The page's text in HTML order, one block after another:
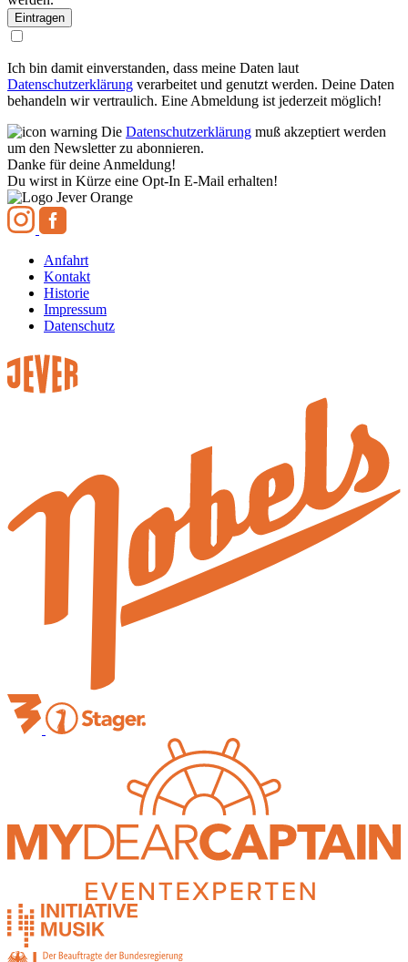
Ich bin damit einverstanden, dass meine Daten laut
Datenschutzerklärung verarbeitet und genutzt werden. Deine Daten
behandeln wir vertraulich. Eine Abmeldung ist jederzeit möglich!
Die Datenschutzerklärung muß akzeptiert werden
um den Newsletter zu abonnieren.
Danke für deine Anmeldung!
Du wirst in Kürze eine Opt-In E-Mail erhalten!
Anfahrt
Kontakt
Historie
Impressum
Datenschutz